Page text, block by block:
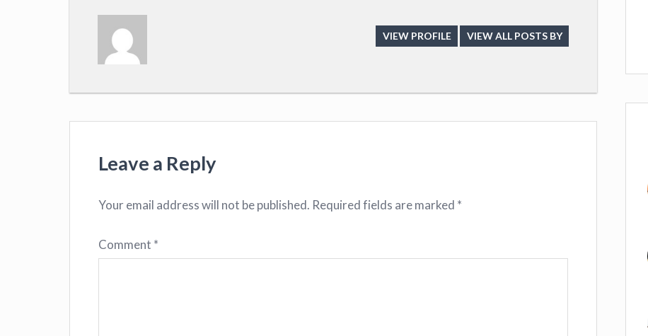
VIEW PROFILE VIEW ALL POSTS BY
Leave a Reply
Your email address will not be published. Required fields are marked *
Comment *